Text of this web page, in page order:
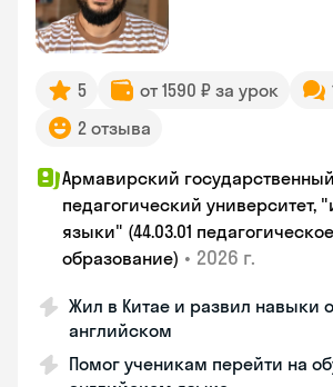
5 от 1590 ₽ за урок
2 отзыва
Армавирский государственный
педагогический университет,
языки" (44.03.01 педагогическое
образование) • 2026 г.
Жил в Китае и развил навыки
английском
Помог ученикам перейти на